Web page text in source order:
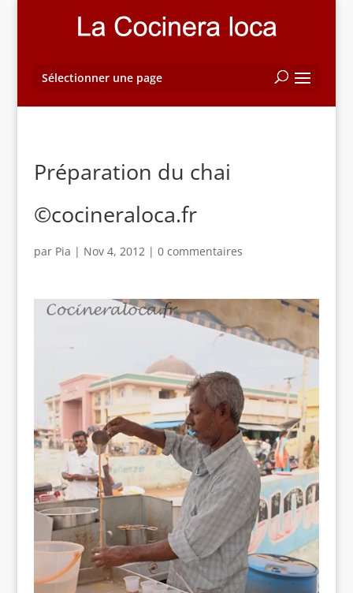
Sélectionner une page
Préparation du chai
©cocineraloca.fr
par Pia | Nov 4, 2012| 0 commentaires